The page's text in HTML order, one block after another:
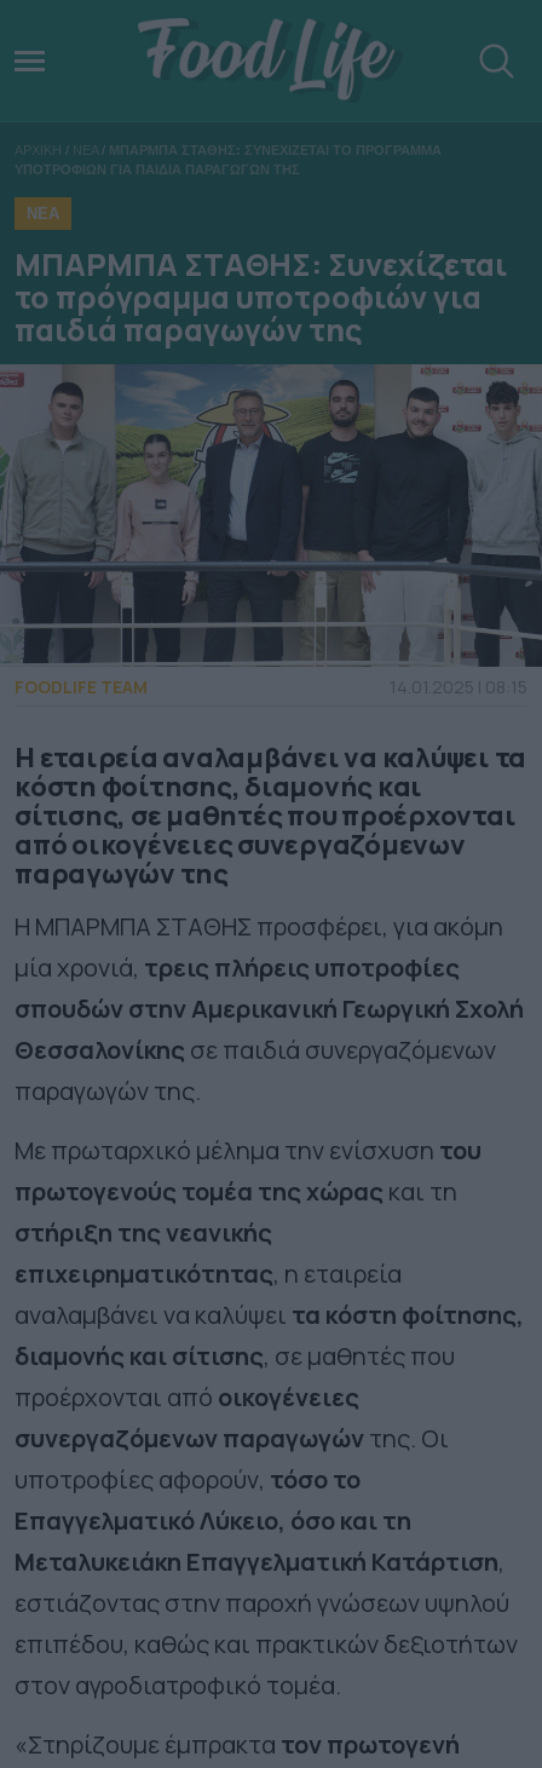
ΑΡΧΙΚΗ / ΝΕΑ / ΜΠΑΡΜΠΑ ΣΤΑΘΗΣ: ΣΥΝΕΧΙΖΕΤΑΙ ΤΟ ΠΡΟΓΡΑΜΜΑ
ΥΠΟΤΡΟΦΙΩΝ ΓΙΑ ΠΑΙΔΙΑ ΠΑΡΑΓΩΓΩΝ ΤΗΣ
ΝΕΑ
ΜΠΑΡΜΠΑ ΣΤΑΘΗΣ: Συνεχίζεται
το πρόγραμμα υποτροφιών για
παιδιά παραγωγών της
FOODLIFE TEAM 14.01.2025 | 08:15
Η εταιρεία αναλαμβάνει να καλύψει τα
κόστη φοίτησης, διαμονής και
σίτισης, σε μαθητές που προέρχονται
από οικογένειες συνεργαζόμενων
παραγωγών της
Η ΜΠΑΡΜΠΑ ΣΤΑΘΗΣ προσφέρει, για ακόμη
μία χρονιά, τρεις πλήρεις υποτροφίες
σπουδώνστην Αμερικανική Γεωργική Σχολή
Θεσσαλονίκης σε παιδιά συνεργαζόμενων
παραγωγών της.
Με πρωταρχικό μέλημα την ενίσχυση του
πρωτογενούς τομέα της χώρας και τη
στήριξη της νεανικής
επιχειρηματικότητας, η εταιρεία
αναλαμβάνει να καλύψει τα κόστη φοίτησης,
διαμονής και σίτισης, σε μαθητές που
προέρχονται από οικογένειες
συνεργαζόμενων παραγωγώντης. Οι
υποτροφίες αφορούν, τόσο το
Επαγγελματικό Λύκειο, όσο και τη
Μεταλυκειάκη Επαγγελματική Κατάρτιση,
εστιάζοντας στην παροχή γνώσεων υψηλού
επιπέδου, καθώς και πρακτικών δεξιοτήτων
στον αγροδιατροφικό τομέα.
«Στηρίζουμε έμπρακτα τον πρωτογενή